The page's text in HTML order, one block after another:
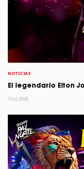
NOTICIAS
El legendario Elton
7 Jul, 2026